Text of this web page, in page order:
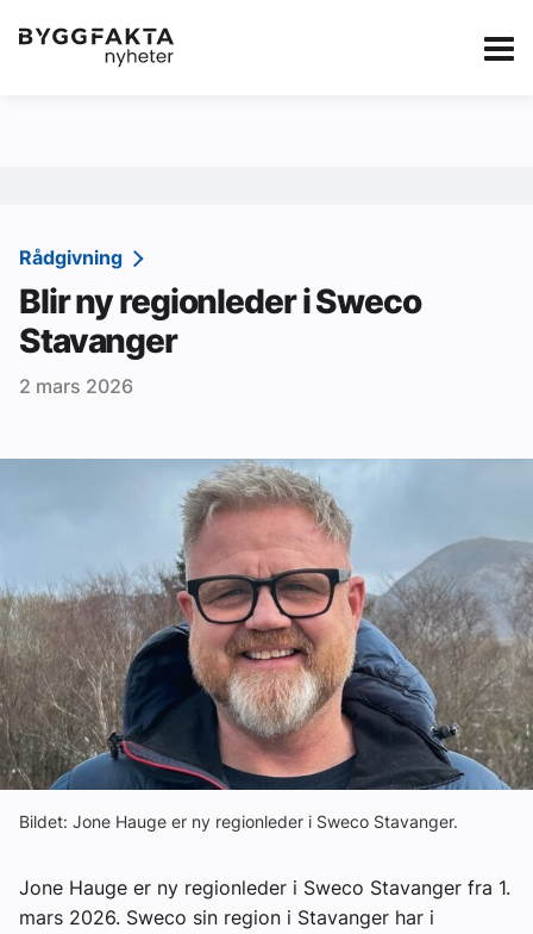
Kategorier Jobbmarkedet Annonsere i
Redaksjonen
Om Byggfakta
Annonsere
Ledige stillinger
eBlad
Aktivitetskalender
Bransjekommentar
Aktuelle prosjekter
Rådgivning
Blir ny regionleder i Sweco
Stavanger
2 mars 2026
Bildet: Jone Hauge er ny regionleder i Sweco Stavanger.
Jone Hauge er ny regionleder i Sweco Stavanger fra 1.
mars 2026. Sweco sin region i Stavanger har i